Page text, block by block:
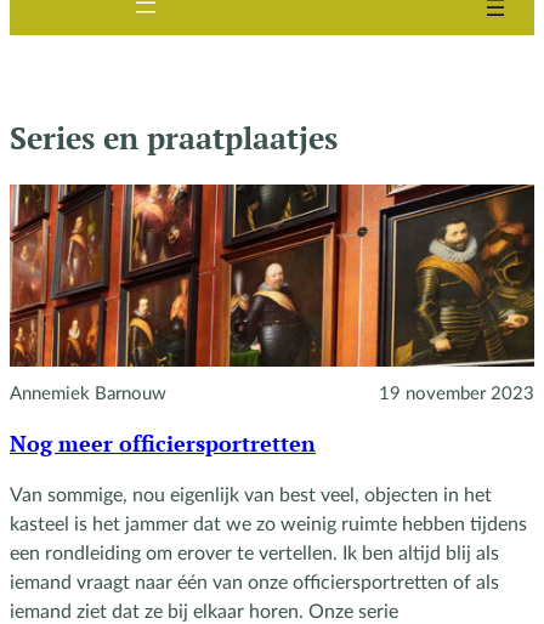
Series en praatplaatjes
Annemiek Barnouw 19 november 2023
Nog meer officiersportretten
Van sommige, nou eigenlijk van best veel, objecten in het
kasteel is het jammer dat we zo weinig ruimte hebben tijdens
een rondleiding om erover te vertellen. Ik ben altijd blij als
iemand vraagt naar één van onze officiersportretten of als
iemand ziet dat ze bij elkaar horen. Onze serie